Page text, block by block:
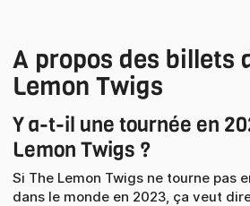
A propos des billets de The
Lemon Twigs
Y a-t-il une tournée en 2023 de The
Lemon Twigs ?
Si The Lemon Twigs ne tourne pas
dans le monde en 2023, ça veut